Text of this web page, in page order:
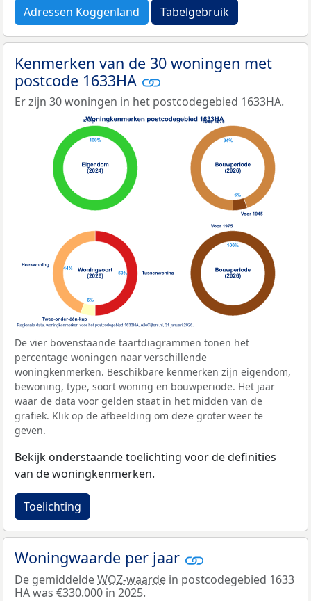
Adressen Koggenland Tabelgebruik
Kenmerken van de 30 woningen met
postcode 1633HA
Er zijn 30 woningen in het postcodegebied 1633HA.
De vier bovenstaande taartdiagrammen tonen het
percentage woningen naar verschillende
woningkenmerken. Beschikbare kenmerken zijn eigendom,
bewoning, type, soort woning en bouwperiode. Het jaar
waar de data voor gelden staat in het midden van de
grafiek. Klik op de afbeelding om deze groter weer te
geven.
Bekijk onderstaande toelichting voor de definities
van de woningkenmerken.
Toelichting
Woningwaarde per jaar
De gemiddeldeWOZ-waarde in postcodegebied 1633
HA was €330.000 in 2025.